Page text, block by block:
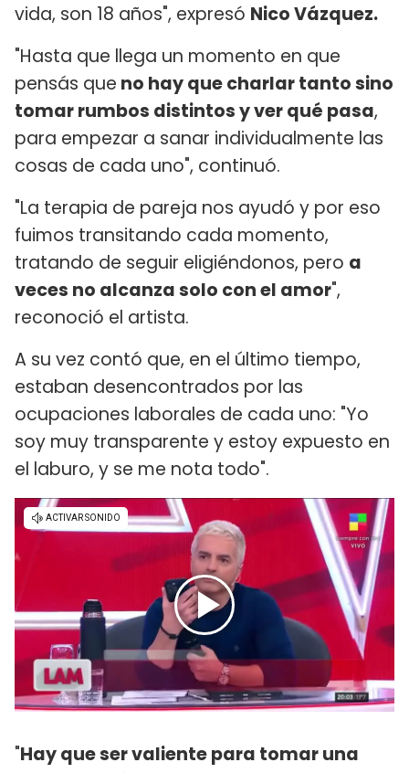
vida, son 18 años", expresó Nico Vázquez.
"Hasta que llega un momento en que
pensás que no hay que charlar tanto sino
tomar rumbos distintos y ver qué pasa,
para empezar a sanar individualmente las
cosas de cada uno", continuó.
"La terapia de pareja nos ayudó y por eso
fuimos transitando cada momento,
tratando de seguir eligiéndonos, pero a
veces no alcanza solo con el amor",
reconoció el artista.
A su vez contó que, en el último tiempo,
estaban desencontrados por las
ocupaciones laborales de cada uno: "Yo
soy muy transparente y estoy expuesto en
el laburo, y se me nota todo".
"Hay que ser valiente para tomar una